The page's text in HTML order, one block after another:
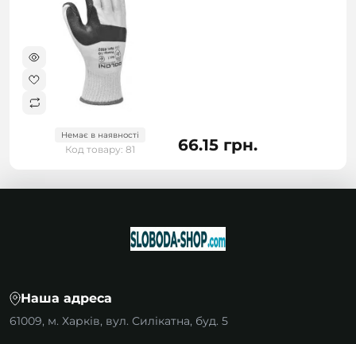
Немає в наявності
Код товару: 81 66.15 грн.
Наша адреса
61009, м. Харків, вул. Силікатна, буд. 5